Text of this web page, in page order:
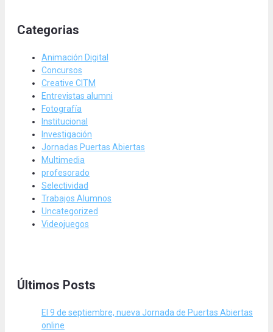
Categorias
Animación Digital
Concursos
Creative CITM
Entrevistas alumni
Fotografía
Institucional
Investigación
Jornadas Puertas Abiertas
Multimedia
profesorado
Selectividad
Trabajos Alumnos
Uncategorized
Videojuegos
Últimos Posts
El 9 de septiembre, nueva Jornada de Puertas Abiertas
online